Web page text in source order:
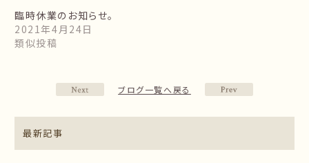
臨時休業のお知らせ。
2021年4月24日
類似投稿
ブログ一覧へ戻る
最新記事